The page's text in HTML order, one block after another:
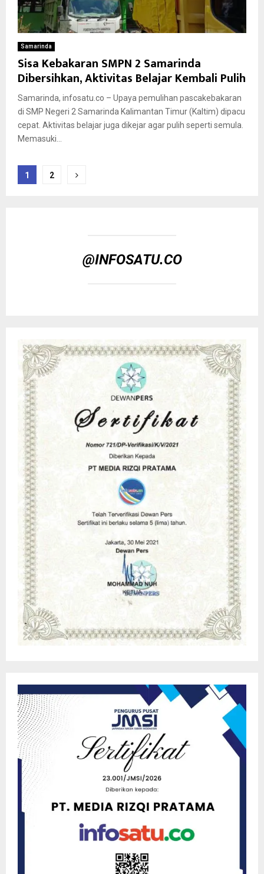
Samarinda
Sisa Kebakaran SMPN 2 Samarinda
Dibersihkan, Aktivitas Belajar Kembali Pulih
Samarinda, infosatu.co – Upaya pemulihan pascakebakaran
di SMP Negeri 2 Samarinda Kalimantan Timur (Kaltim) dipacu
cepat. Aktivitas belajar juga dikejar agar pulih seperti semula.
Memasuki...
Paginasi
1 2
@INFOSATU.CO